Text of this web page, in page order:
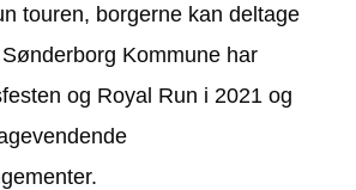
touren, borgerne kan deltage
Kommune har
og Royal Run i 2021 og